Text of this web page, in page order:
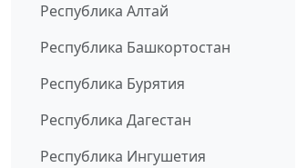
Республика Алтай
Республика Башкортостан
Республика Бурятия
Республика Дагестан
Республика Ингушетия